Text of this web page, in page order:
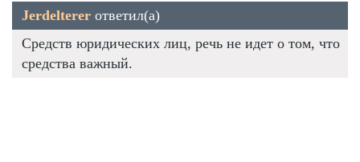
Jerdelterer ответил(а)
Средств юридических лиц, речь не идет о том, что
средства важный.